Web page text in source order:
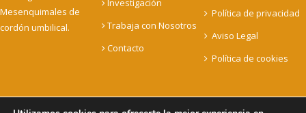
Mesenquimales de
cordón umbilical.
Investigación
Trabaja con Nosotros
Contacto
Política de privacidad
Aviso Legal
Política de cookies